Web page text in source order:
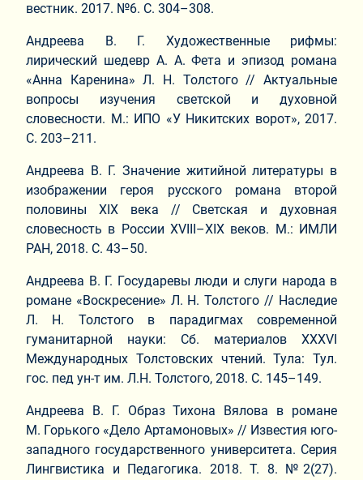
вестник. 2017. №6. С. 304–308.
Андреева В. Г. Художественные рифмы:
лирический шедевр А. А. Фета и эпизод романа
«Анна Каренина» Л. Н. Толстого // Актуальные
вопросы изучения светской и духовной
словесности. М.: ИПО «У Никитских ворот», 2017.
С. 203–211.
Андреева В. Г. Значение житийной литературы в
изображении героя русского романа второй
половины XIX века // Светская и духовная
словесность в России XVIII–XIX веков. М.: ИМЛИ
РАН, 2018. С. 43–50.
Андреева В. Г. Государевы люди и слуги народа в
романе «Воскресение» Л. Н. Толстого // Наследие
Л. Н. Толстого в парадигмах современной
гуманитарной науки: Сб. материалов XXXVI
Международных Толстовских чтений. Тула: Тул.
гос. пед ун-т им. Л.Н. Толстого, 2018. С. 145–149.
Андреева В. Г. Образ Тихона Вялова в романе
М. Горького «Дело Артамоновых» // Известия юго-
западного государственного университета. Серия
Лингвистика и Педагогика. 2018. Т. 8. №2(27).